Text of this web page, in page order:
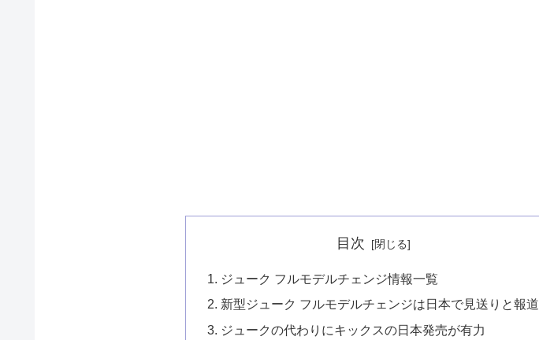
目次
ジューク フルモデルチェンジ情報一覧
新型ジューク フルモデルチェンジは日本で見送りと報道
ジュークの代わりにキックスの日本発売が有力